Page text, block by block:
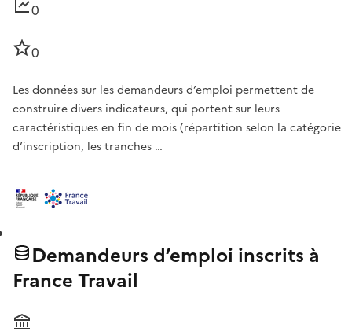
0
0
Les données sur les demandeurs d’emploi permettent de
construire divers indicateurs, qui portent sur leurs
caractéristiques en fin de mois (répartition selon la catégorie
d’inscription, les tranches …
Demandeurs d’emploi inscrits à
France Travail